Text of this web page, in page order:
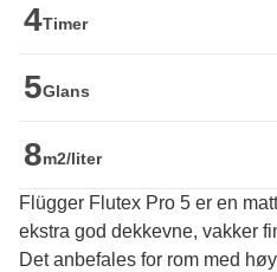
4Timer
5Glans
8m2/liter
Flügger Flutex Pro 5 er en
ekstra god dekkevne, vakker
Det anbefales for rom med